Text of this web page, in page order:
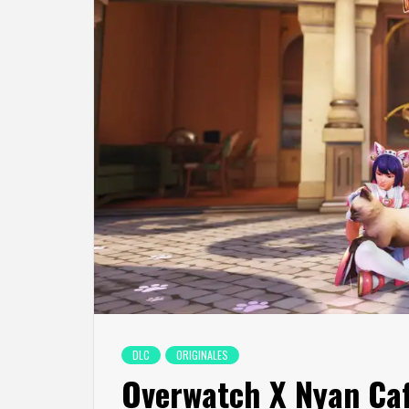
DLC ORIGINALES
Overwatch X Nyan